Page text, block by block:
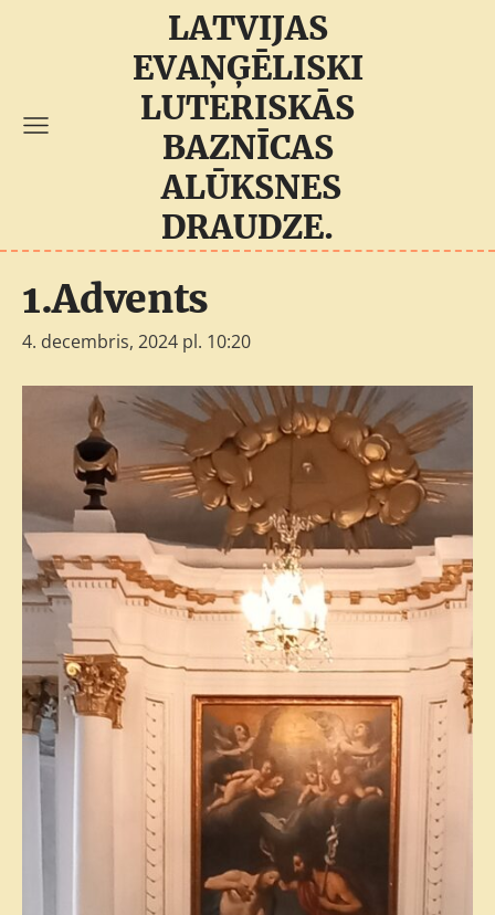
LATVIJAS
EVAŅĢĒLISKI
LUTERISKĀS
BAZNĪCAS
ALŪKSNES
DRAUDZE.
1.Advents
4. decembris, 2024 pl. 10:20